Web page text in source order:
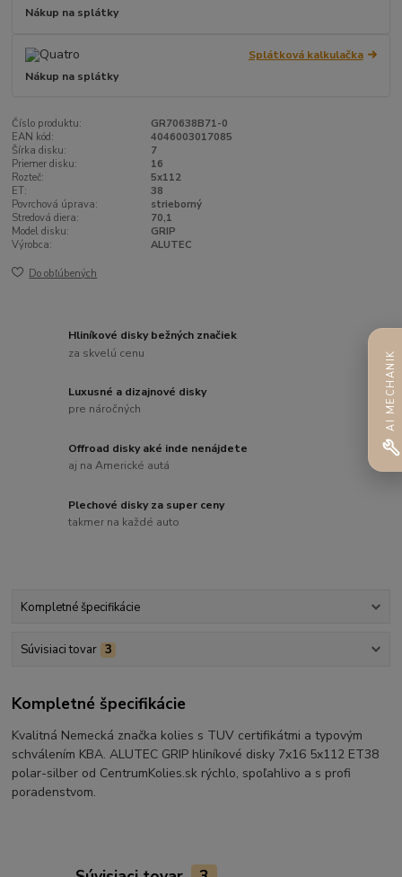
Nákup na splátky
Splátková kalkulačka
Nákup na splátky
Číslo produktu:
GR70638B71-0
EAN kód:
4046003017085
Šírka disku:
7
Priemer disku:
16
Rozteč:
5x112
ET:
38
Povrchová úprava:
strieborný
Stredová diera:
70,1
Model disku:
GRIP
Výrobca:
ALUTEC
Do obľúbených
Hliníkové disky bežných značiek
za skvelú cenu
Luxusné a dizajnové disky
pre náročných
Offroad disky aké inde nenájdete
aj na Americké autá
Plechové disky za super ceny
takmer na každé auto
Kompletné špecifikácie
Súvisiaci tovar 3
Kompletné špecifikácie
Kvalitná Nemecká značka kolies s TUV certifikátmi a typovým
schválením KBA. ALUTEC GRIP hliníkové disky 7x16 5x112 ET38
polar-silber od CentrumKolies.sk rýchlo, spoľahlivo a s profi
poradenstvom.
AI MECHANIK